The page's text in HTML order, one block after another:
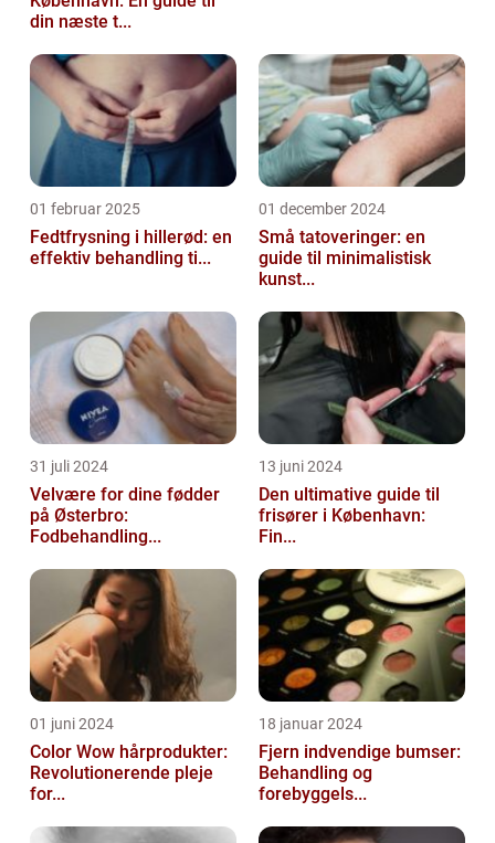
din næste t...
01 februar 2025
Fedtfrysning i hillerød: en
effektiv behandling ti...
01 december 2024
Små tatoveringer: en
guide til minimalistisk
kunst...
31 juli 2024
Velvære for dine fødder
på Østerbro:
Fodbehandling...
13 juni 2024
Den ultimative guide til
frisører i København:
Fin...
01 juni 2024
Color Wow hårprodukter:
Revolutionerende pleje
for...
18 januar 2024
Fjern indvendige bumser:
Behandling og
forebyggels...